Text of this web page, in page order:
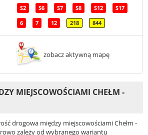
S2 S6 S7 S8 S12 S17
6 7 12 218 844
zobacz aktywną mapę
MIEJSCOWOŚCIAMI CHEŁM -
drogowa między miejscowościami Chełm -
zależy od wybranego wariantu